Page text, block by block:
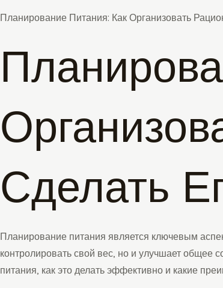
Планирование Питания: Как Организовать
Сделать
Планирование питания является ключевым
контролировать свой вес, но и улучшает общее
питания, как это делать эффективно и какие